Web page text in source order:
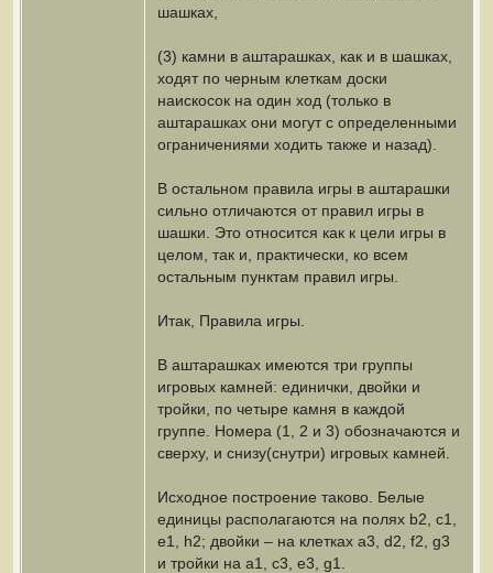
шашках,
(3) камни в аштарашках, как и в шашках,
ходят по черным клеткам доски
наискосок на один ход (только в
аштарашках они могут с определенными
ограничениями ходить также и назад).
В остальном правила игры в аштарашки
сильно отличаются от правил игры в
шашки. Это относится как к цели игры в
целом, так и, практически, ко всем
остальным пунктам правил игры.
Итак, Правила игры.
В аштарашках имеются три группы
игровых камней: единички, двойки и
тройки, по четыре камня в каждой
группе. Номера (1, 2 и 3) обозначаются и
сверху, и снизу(снутри) игровых камней.
Исходное построение таково. Белые
единицы располагаются на полях b2, c1,
e1, h2; двойки – на клетках a3, d2, f2, g3
и тройки на a1, c3, e3, g1.